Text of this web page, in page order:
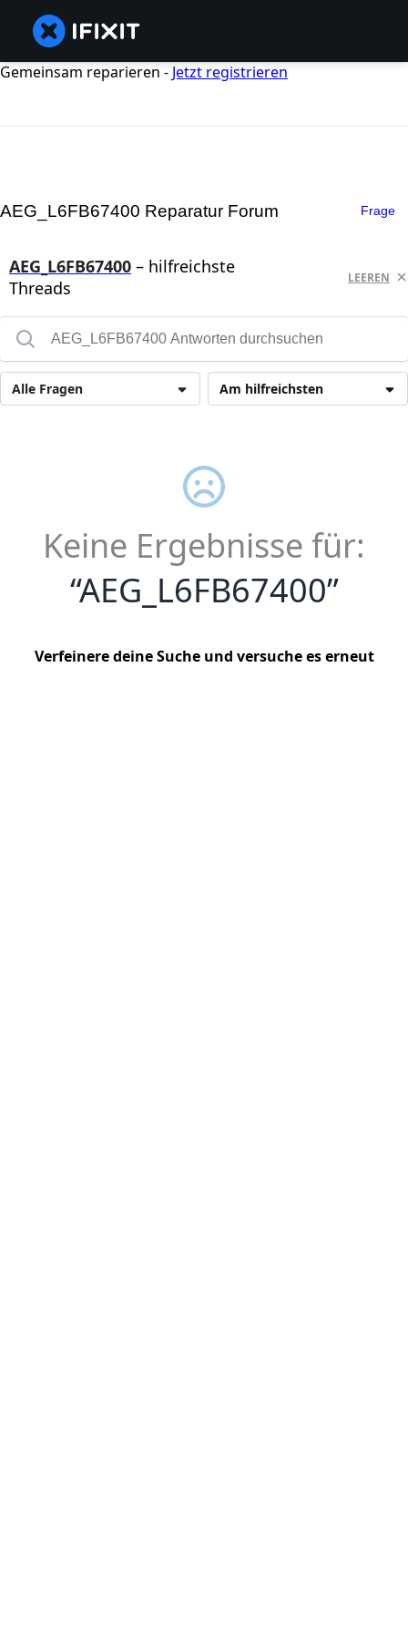
Gemeinsam reparieren - Jetzt registrieren
AEG_L6FB67400 Reparatur Forum Frage
AEG_L6FB67400 – hilfreichste
Threads
LEEREN
Am hilfreichsten
Alle Fragen
Keine Ergebnisse für:
“AEG_L6FB67400”
Verfeinere deine Suche und versuche es erneut